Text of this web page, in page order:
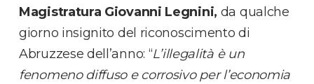
Magistratura Giovanni Legnini, da qualche
giorno insignito del riconoscimento di
Abruzzese dell’anno: “L’illegalità è un
fenomeno diffuso e corrosivo per l’economia